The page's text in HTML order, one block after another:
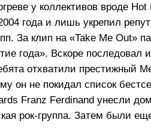
у коллективов вроде
года и лишь укрепил
За клип на «Take Me Out»
года». Вскоре
отхватили престижный
он не покидал список
Franz Ferdinand унесли
рок-группа. Затем были